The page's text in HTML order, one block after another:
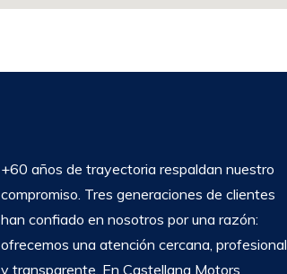
+60 años de trayectoria respaldan nuestro
compromiso. Tres generaciones de clientes
han confiado en nosotros por una razón:
ofrecemos una atención cercana, profesional
y transparente. En Castellana Motors